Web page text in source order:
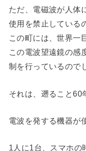
ただ、電磁波が人体
使用を禁止している
この町には、世界一
この電波望遠鏡の感
制を行っているので
それは、遡ること60
電波を発する機器が
1人に1台、スマホの